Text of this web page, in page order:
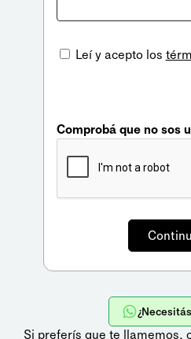
Leí y acepto los
Comprobá que no sos
Si preferís que te llamemos,